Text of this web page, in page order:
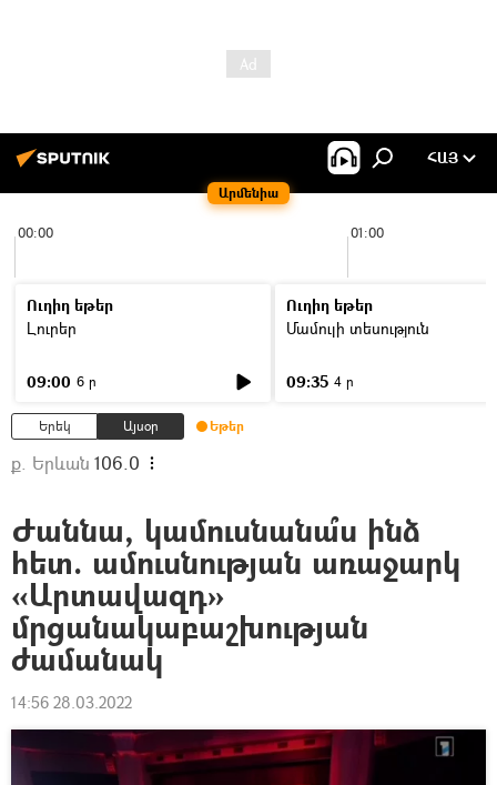
Արմենիա
ՀԱՅ
00:00 01:00
Ուղիղ եթեր
Լուրեր
09:00 6 ր
Ուղիղ եթեր
Մամուլի տեսություն
09:35 4 ր
Երեկ Այսօր Եթեր
ք. Երևան 106.0
Ժաննա, կամուսնանա՞ս ինձ
հետ. ամուսնության առաջարկ
«Արտավազդ»
մրցանակաբաշխության
ժամանակ
14:56 28.03.2022